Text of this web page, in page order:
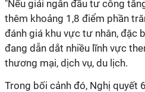
"Nếu giải ngân đầu tư công
thêm khoảng 1,8 điểm phần
đánh giá khu vực tư nhân, đặc
đang dẫn dắt nhiều lĩnh vực
thương mại, dịch vụ, du lịch.
Trong bối cảnh đó, Nghị quyết